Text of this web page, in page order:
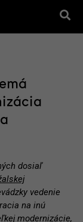
dosiaľ
vedenie
na inú
modernizácie,